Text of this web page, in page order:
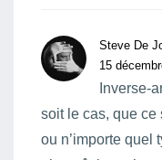
Steve De
15
Inverse-
soit le cas, que ce
ou n’importe quel